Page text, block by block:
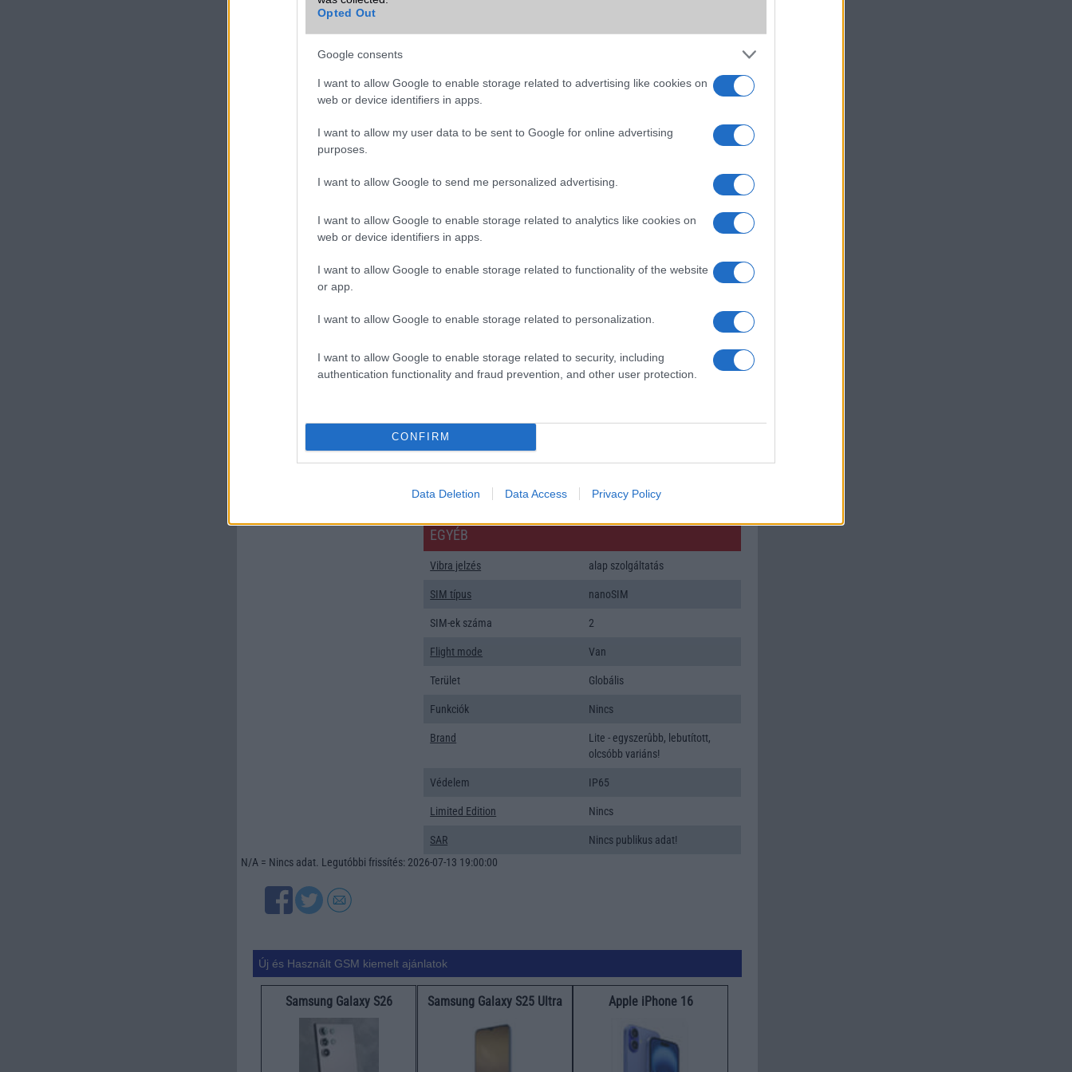
Opted Out
Google consents
I want to allow Google to enable storage related to advertising like cookies on
web or device identifiers in apps.
I want to allow my user data to be sent to Google for online advertising
purposes.
I want to allow Google to send me personalized advertising.
I want to allow Google to enable storage related to analytics like cookies on
web or device identifiers in apps.
I want to allow Google to enable storage related to functionality of the website
or app.
I want to allow Google to enable storage related to personalization.
I want to allow Google to enable storage related to security, including
authentication functionality and fraud prevention, and other user protection.
CONFIRM
Data Deletion Data Access Privacy Policy
Push to Talk Nincs
Készenléti idő h /
Az akkumulátor nem vehetõ ki!
Beszélgetési idő h /
Gyorstöltés
80W-os gyorstöltés
ALKALMAZÁSOK ÉS ÉRZÉKELŐK
SNS integráció alap szolgáltatás
EGYÉB
Vibra jelzés alap szolgáltatás
SIM típus nanoSIM
SIM-ek száma 2
Flight mode Van
Terület Globális
Funkciók Nincs
Brand
Lite - egyszerûbb, lebutított,
olcsóbb variáns!
Védelem IP65
Limited Edition Nincs
SAR
Nincs publikus adat!
N/A = Nincs adat. Legutóbbi frissítés: 2026-07-13 19:00:00
Új és Használt GSM kiemelt ajánlatok
Samsung Galaxy S26 Samsung Galaxy S25 Ultra Apple iPhone 16